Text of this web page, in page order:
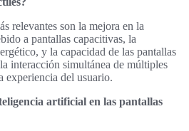
relevantes son la mejora en la
a pantallas capacitivas, la
y la capacidad de las pantallas
interacción simultánea de múltiples
experiencia del usuario.
artificial en las pantallas